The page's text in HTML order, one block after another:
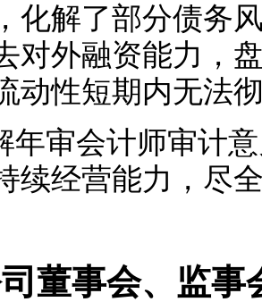
化解了部分债务
对外融资能力，
动性短期内无法
年审会计师审计
续经营能力，尽
董事会、监事